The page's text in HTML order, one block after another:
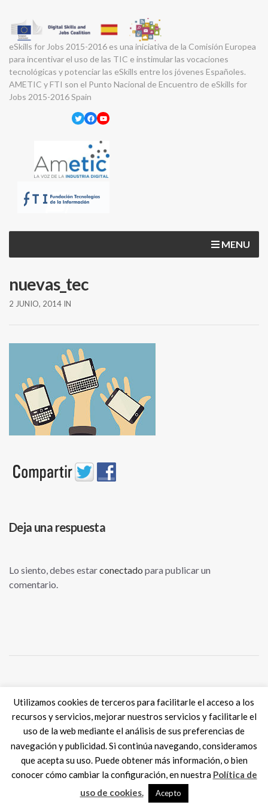
eSkills for Jobs 2015-2016 es una iniciativa de la Comisión Europea
para incentivar el uso de las TIC e instimular las vocaciones
tecnológicas y potenciar las eSkills entre los jóvenes Españoles.
AMETIC y FTI son el Punto Nacional de Encuentro de eSkills for
Jobs 2015-2016 Spain
Twitter
Facebook
YouTube
MENU
nuevas_tec
2 JUNIO, 2014 IN
Deja una respuesta
Lo siento, debes estarconectado para publicar un
comentario.
Digital Skills ES2017 SPAIN |Aviso legal|Política de Cookies
MadisonMk
Utilizamos cookies de terceros para facilitarle el acceso a los
recursos y servicios, mejorar nuestros servicios y facilitarle el
uso de la web mediante el análisis de sus preferencias de
navegación y publicidad. Si continúa navegando, consideramos
que acepta su uso. Puede obtener más información, o bien
conocer cómo cambiar la configuración, en nuestra Política de
uso de cookies.
Acepto